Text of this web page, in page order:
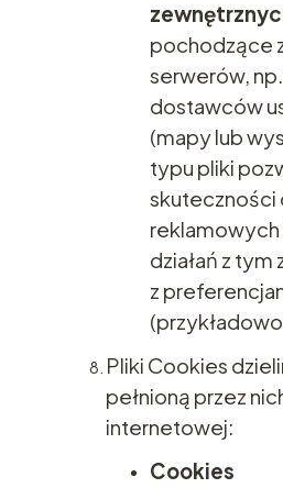
pochodzące
serwerów,
dostawców
(mapy lub
typu pliki
skuteczności
działań z
z
Pliki Cookies
pełnioną przez
internetowej:
Cookies